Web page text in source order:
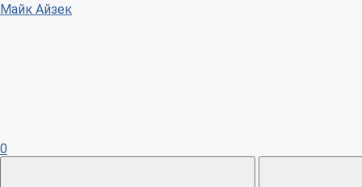
Майк Айзек
0